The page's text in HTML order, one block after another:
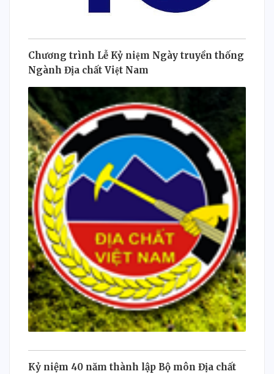
Chương trình Lễ Kỷ niệm Ngày truyền thống
Ngành Địa chất Việt Nam
Kỷ niệm 40 năm thành lập Bộ môn Địa chất